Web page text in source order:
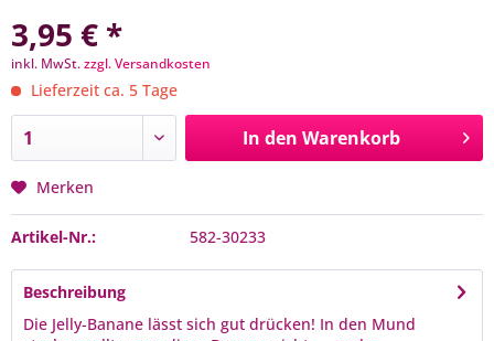
3,95 € *
inkl. MwSt.zzgl. Versandkosten
Lieferzeit ca. 5 Tage
In den Warenkorb
Merken
Artikel-Nr.: 582-30233
Beschreibung
Die Jelly-Banane lässt sich gut drücken! In den Mund